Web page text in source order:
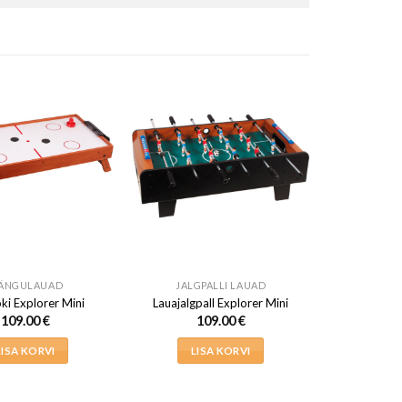
Explorer Mini
109.00€
KORVI
JALGPALLI LAUAD
Lauajalgpall Explorer Mini
109.00€
LISA KORVI